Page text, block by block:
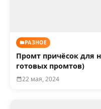
РАЗНОЕ
Промт причёсок для
готовых промтов)
22 мая, 2024